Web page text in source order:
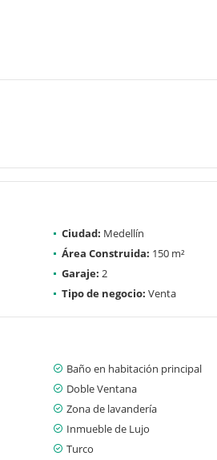
Ciudad: Medellín
Área Construida: 150 m²
Garaje: 2
Tipo de negocio: Venta
Baño en habitación principal
Doble Ventana
Zona de lavandería
Inmueble de Lujo
Turco